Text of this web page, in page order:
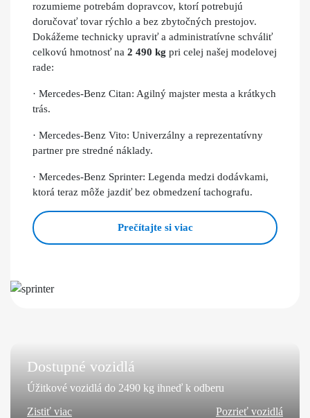
rozumieme potrebám dopravcov, ktorí potrebujú
doručovať tovar rýchlo a bez zbytočných prestojov.
Dokážeme technicky upraviť a administratívne schváliť
celkovú hmotnosť na 2 490 kg pri celej našej modelovej
rade:
· Mercedes-Benz Citan: Agilný majster mesta a krátkych
trás.
· Mercedes-Benz Vito: Univerzálny a reprezentatívny
partner pre stredné náklady.
· Mercedes-Benz Sprinter: Legenda medzi dodávkami,
ktorá teraz môže jazdiť bez obmedzení tachografu.
Prečítajte si viac
Dostupné vozidlá
Úžitkové vozidlá do 2490 kg ihneď k odberu
Zistiť viac
Pozrieť vozidlá